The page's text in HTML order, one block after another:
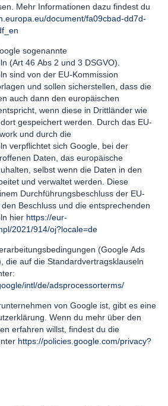
Mehr Informationen dazu findest du
document/fa09cbad-dd7d-
sogenannte
(Art 46 Abs 2 und 3 DSGVO).
sind von der EU-Kommission
und sollen sicherstellen, dass die
auch dann den europäischen
wenn diese in Drittländer wie
gespeichert werden. Durch das EU-
und durch die
verpflichtet sich Google, bei der
Daten, das europäische
selbst wenn die Daten in den
und verwaltet werden. Diese
Durchführungsbeschluss der EU-
Beschluss und die entsprechenden
hier https://eur-
2021/914/oj?locale=de
(Google Ads
die auf die Standardvertragsklauseln
intl/de/adsprocessorterms/
von Google ist, gibt es eine
Wenn du mehr über den
erfahren willst, findest du die
https://policies.google.com/privacy?